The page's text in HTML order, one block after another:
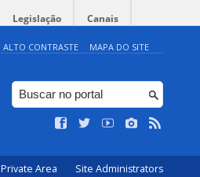
Legislação Canais
ALTO CONTRASTE MAPA DO SITE
Private Area Site Administrators